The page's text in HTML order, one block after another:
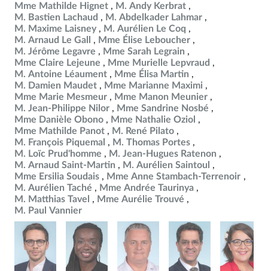
Mme Mathilde Hignet
M. Andy Kerbrat
M. Bastien Lachaud
M. Abdelkader Lahmar
M. Maxime Laisney
M. Aurélien Le Coq
M. Arnaud Le Gall
Mme Élise Leboucher
M. Jérôme Legavre
Mme Sarah Legrain
Mme Claire Lejeune
Mme Murielle Lepvraud
M. Antoine Léaument
Mme Élisa Martin
M. Damien Maudet
Mme Marianne Maximi
Mme Marie Mesmeur
Mme Manon Meunier
M. Jean-Philippe Nilor
Mme Sandrine Nosbé
Mme Danièle Obono
Mme Nathalie Oziol
Mme Mathilde Panot
M. René Pilato
M. François Piquemal
M. Thomas Portes
M. Loïc Prud'homme
M. Jean-Hugues Ratenon
M. Arnaud Saint-Martin
M. Aurélien Saintoul
Mme Ersilia Soudais
Mme Anne Stambach-Terrenoir
M. Aurélien Taché
Mme Andrée Taurinya
M. Matthias Tavel
Mme Aurélie Trouvé
M. Paul Vannier